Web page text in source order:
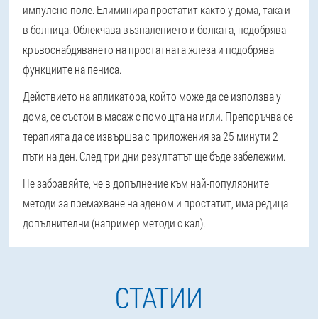
импулсно поле. Елиминира простатит както у дома, така и
в болница. Облекчава възпалението и болката, подобрява
кръвоснабдяването на простатната жлеза и подобрява
функциите на пениса.
Действието на апликатора, който може да се използва у
дома, се състои в масаж с помощта на игли. Препоръчва се
терапията да се извършва с приложения за 25 минути 2
пъти на ден. След три дни резултатът ще бъде забележим.
Не забравяйте, че в допълнение към най-популярните
методи за премахване на аденом и простатит, има редица
допълнителни (например методи с кал).
СТАТИИ